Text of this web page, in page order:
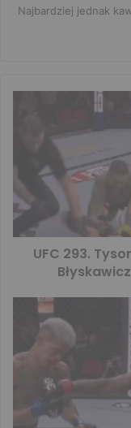
Najbardziej jednak
UFC 293.